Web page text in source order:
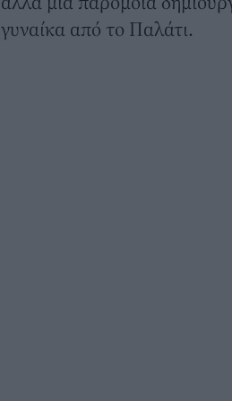
γυναίκα από το Παλάτι.